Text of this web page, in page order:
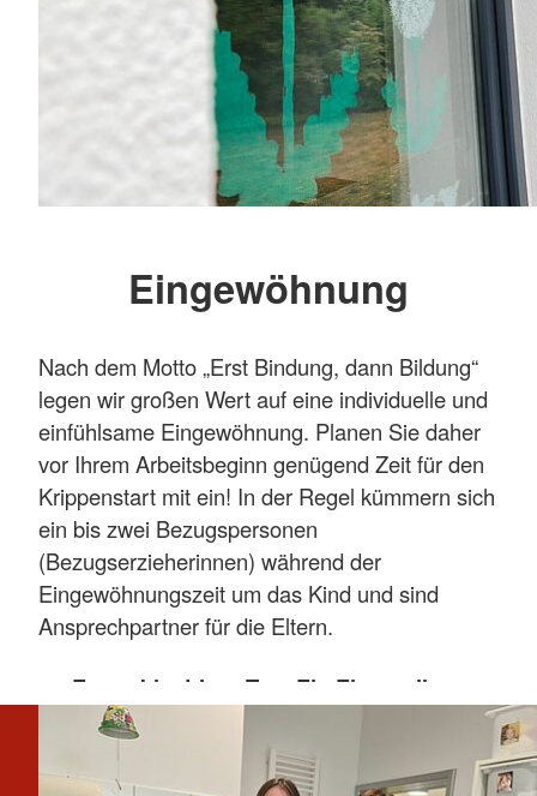
nur, wenn das Kind dabei ist, sauber zu
werden), ebenso Feuchttücher, Creme
oder Puder (wie es zu Hause benutzt
Kuscheltier/Schnuller:Als Trost- oder
beschrifteter Box bleibt in der Einrichtung
(für „Notfälle“). Für die Anfangszeit kann
vertrauter Gegenstand mitgebracht
werden.
Bettwäsche/Schlafsachen: Wenn das
Kind in der Krippe schläft! Bei Kindern bis
zu zwei Jahren wird ein Schlafsack
empfohlen. Die Bettsachen sollten alle 14
Tage zu Hause gewaschen werden
(wegen des gewohnten
Geruchs/Waschpulvers), bitte keinen
Weichspüler oder stark duftende
Waschmittel verwenden!
Eingewöhnung
Nach dem Motto „Erst Bindung, dann Bildung“
legen wir großen Wert auf eine individuelle und
einfühlsame Eingewöhnung. Planen Sie daher
vor Ihrem Arbeitsbeginn genügend Zeit für den
Krippenstart mit ein! In der Regel kümmern sich
ein bis zwei Bezugspersonen
(Bezugserzieherinnen) während der
Eingewöhnungszeit um das Kind und sind
Ansprechpartner für die Eltern.
Erster bis dritter Tag: Ein Elternteil
besucht mit dem Kind die Einrichtung
für ein bis zwei Stunden